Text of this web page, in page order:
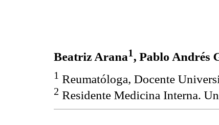
Beatriz Arana1, Pablo Andrés
1 Reumatóloga, Docente
2 Residente Medicina Interna.